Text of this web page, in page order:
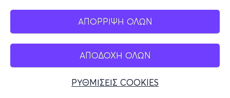
ΑΠΟΡΡΙΨΗ ΟΛΩΝ
ΑΠΟΔΟΧΗ ΟΛΩΝ
ΡΥΘΜΙΣΕΙΣ COOKIES